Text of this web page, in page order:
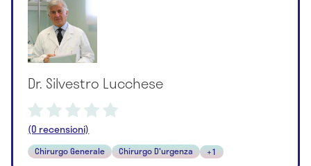
Dr. Silvestro Lucchese
(0 recensioni)
Chirurgo Generale Chirurgo D'urgenza +1